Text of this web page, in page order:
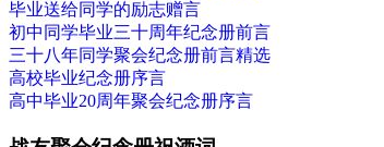
毕业送给同学的励志赠言
初中同学毕业三十周年纪念册前言
三十八年同学聚会纪念册前言精选
高校毕业纪念册序言
高中毕业20周年聚会纪念册序言